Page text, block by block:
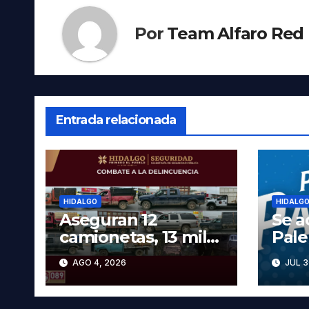
Por Team Alfaro Red
Entrada relacionada
HIDALGO
Aseguran 12
camionetas, 13 mil
600 litros de
hidrocarburo y dos
vehículos robados
AGO 4, 2026
HIDALGO
Se
las
JUL